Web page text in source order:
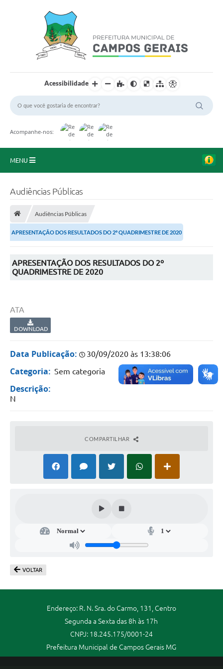
Acessibilidade
Acompanhe-nos:
MENU
Portal da Transparência
Secretarias
Audiências Públicas
Audiências Públicas
APRESENTAÇÃO DOS RESULTADOS DO 2º QUADRIMESTRE DE 2020
APRESENTAÇÃO DOS RESULTADOS DO 2º
QUADRIMESTRE DE 2020
ATA
DOWNLOAD
Data Publicação: 30/09/2020 às 13:38:06
Categoria: Sem categoria
Descrição:
N
COMPARTILHAR
VOLTAR
Endereço: R. N. Sra. do Carmo, 131, Centro
Segunda a Sexta das 8h às 17h
CNPJ: 18.245.175/0001-24
Prefeitura Municipal de Campos Gerais MG